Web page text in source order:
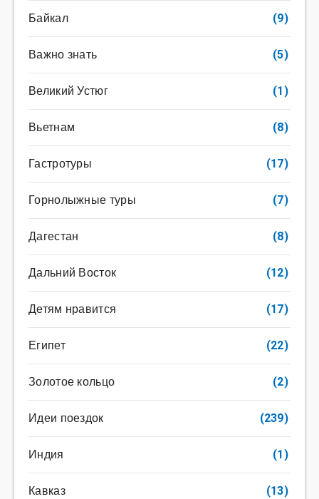
Байкал (9)
Важно знать (5)
Великий Устюг (1)
Вьетнам (8)
Гастротуры (17)
Горнолыжные туры (7)
Дагестан (8)
Дальний Восток (12)
Детям нравится (17)
Египет (22)
Золотое кольцо (2)
Идеи поездок (239)
Индия (1)
Кавказ (13)